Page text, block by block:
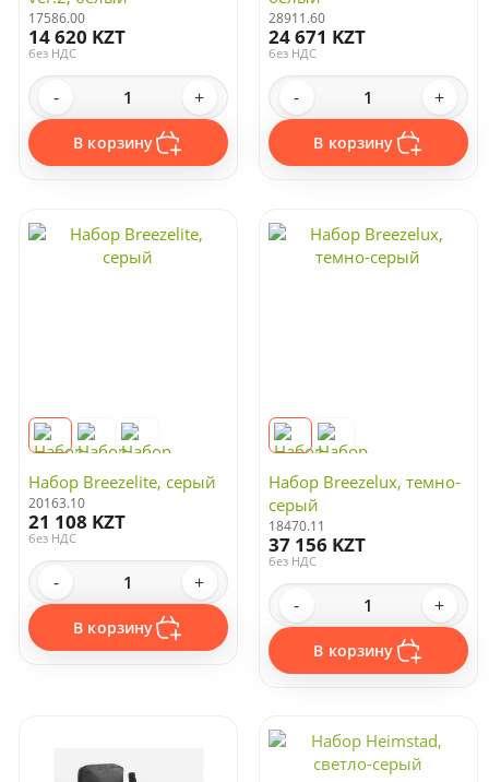
17586.00
14 620 KZT
без НДС
- +
В корзину
28911.60
24 671 KZT
без НДС
- +
В корзину
Набор Breezelite, серый
20163.10
21 108 KZT
без НДС
- +
В корзину
Набор Breezelux, темно-
серый
18470.11
37 156 KZT
без НДС
- +
В корзину